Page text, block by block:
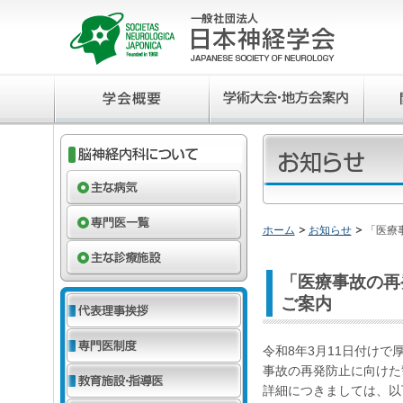
ホーム お知らせ 「医
「医療事故の
ご案内
令和8年3月11日付けで
事故の再発防止に向け
詳細につきましては、